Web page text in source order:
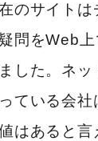
のサイト
問をWeb
した。ネ
ている会
はあると言